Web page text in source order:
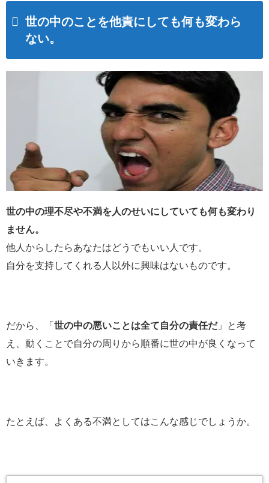
世の中のことを他責にしても何も変わら
ない。
世の中の理不尽や不満を人のせいにしていても何も変わり
ません。
他人からしたらあなたはどうでもいい人です。
自分を支持してくれる人以外に興味はないものです。
だから、「 世の中の悪いことは全て自分の責任だ」と考
え、動くことで自分の周りから順番に世の中が良くなって
いきます。
たとえば、よくある不満としてはこんな感じでしょうか。